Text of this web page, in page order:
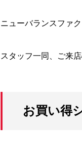
ニューバランスファ
スタッフ一同、ご来
お買い得